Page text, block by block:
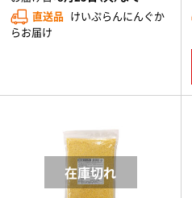
直送品 けいぷらんにんぐか
らお届け